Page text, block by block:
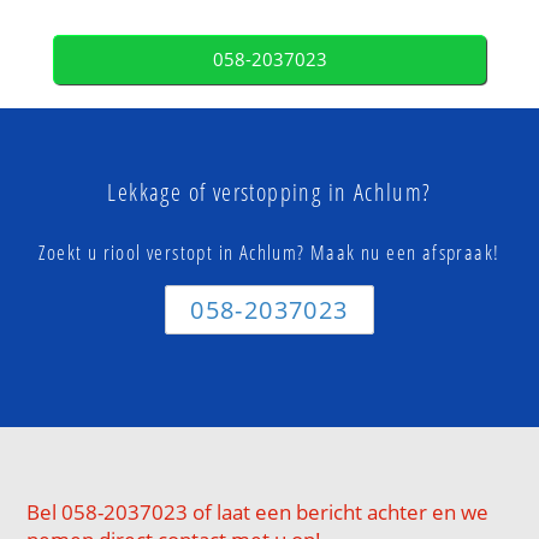
058-2037023
Lekkage of verstopping in Achlum?
Zoekt u riool verstopt in Achlum? Maak nu een afspraak!
058-2037023
Bel 058-2037023 of laat een bericht achter en we